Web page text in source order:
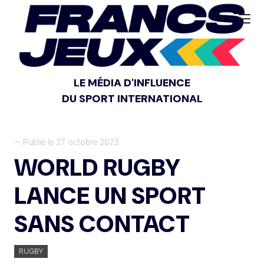
LE MÉDIA D'INFLUENCE
DU SPORT INTERNATIONAL
— Publié le 27 octobre 2023
WORLD RUGBY
LANCE UN SPORT
SANS CONTACT
RUGBY